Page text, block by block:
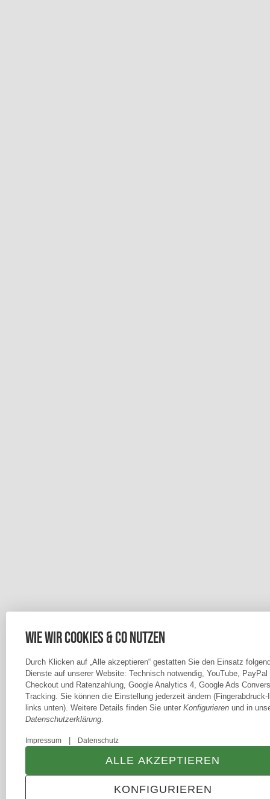
Wie wir Cookies & Co nutzen
Durch Klicken auf „Alle akzeptieren“ gestatten Sie den Einsatz
Dienste auf unserer Website: Technisch notwendig, YouTube,
Checkout und Ratenzahlung, Google Analytics 4, Google Ads
Tracking. Sie können die Einstellung jederzeit ändern (Fingerabdruck-
links unten). Weitere Details finden Sie unter Konfigurieren und in
Datenschutzerklärung.
Impressum Datenschutz
KONFIGURIEREN
ALLE AKZEPTIEREN